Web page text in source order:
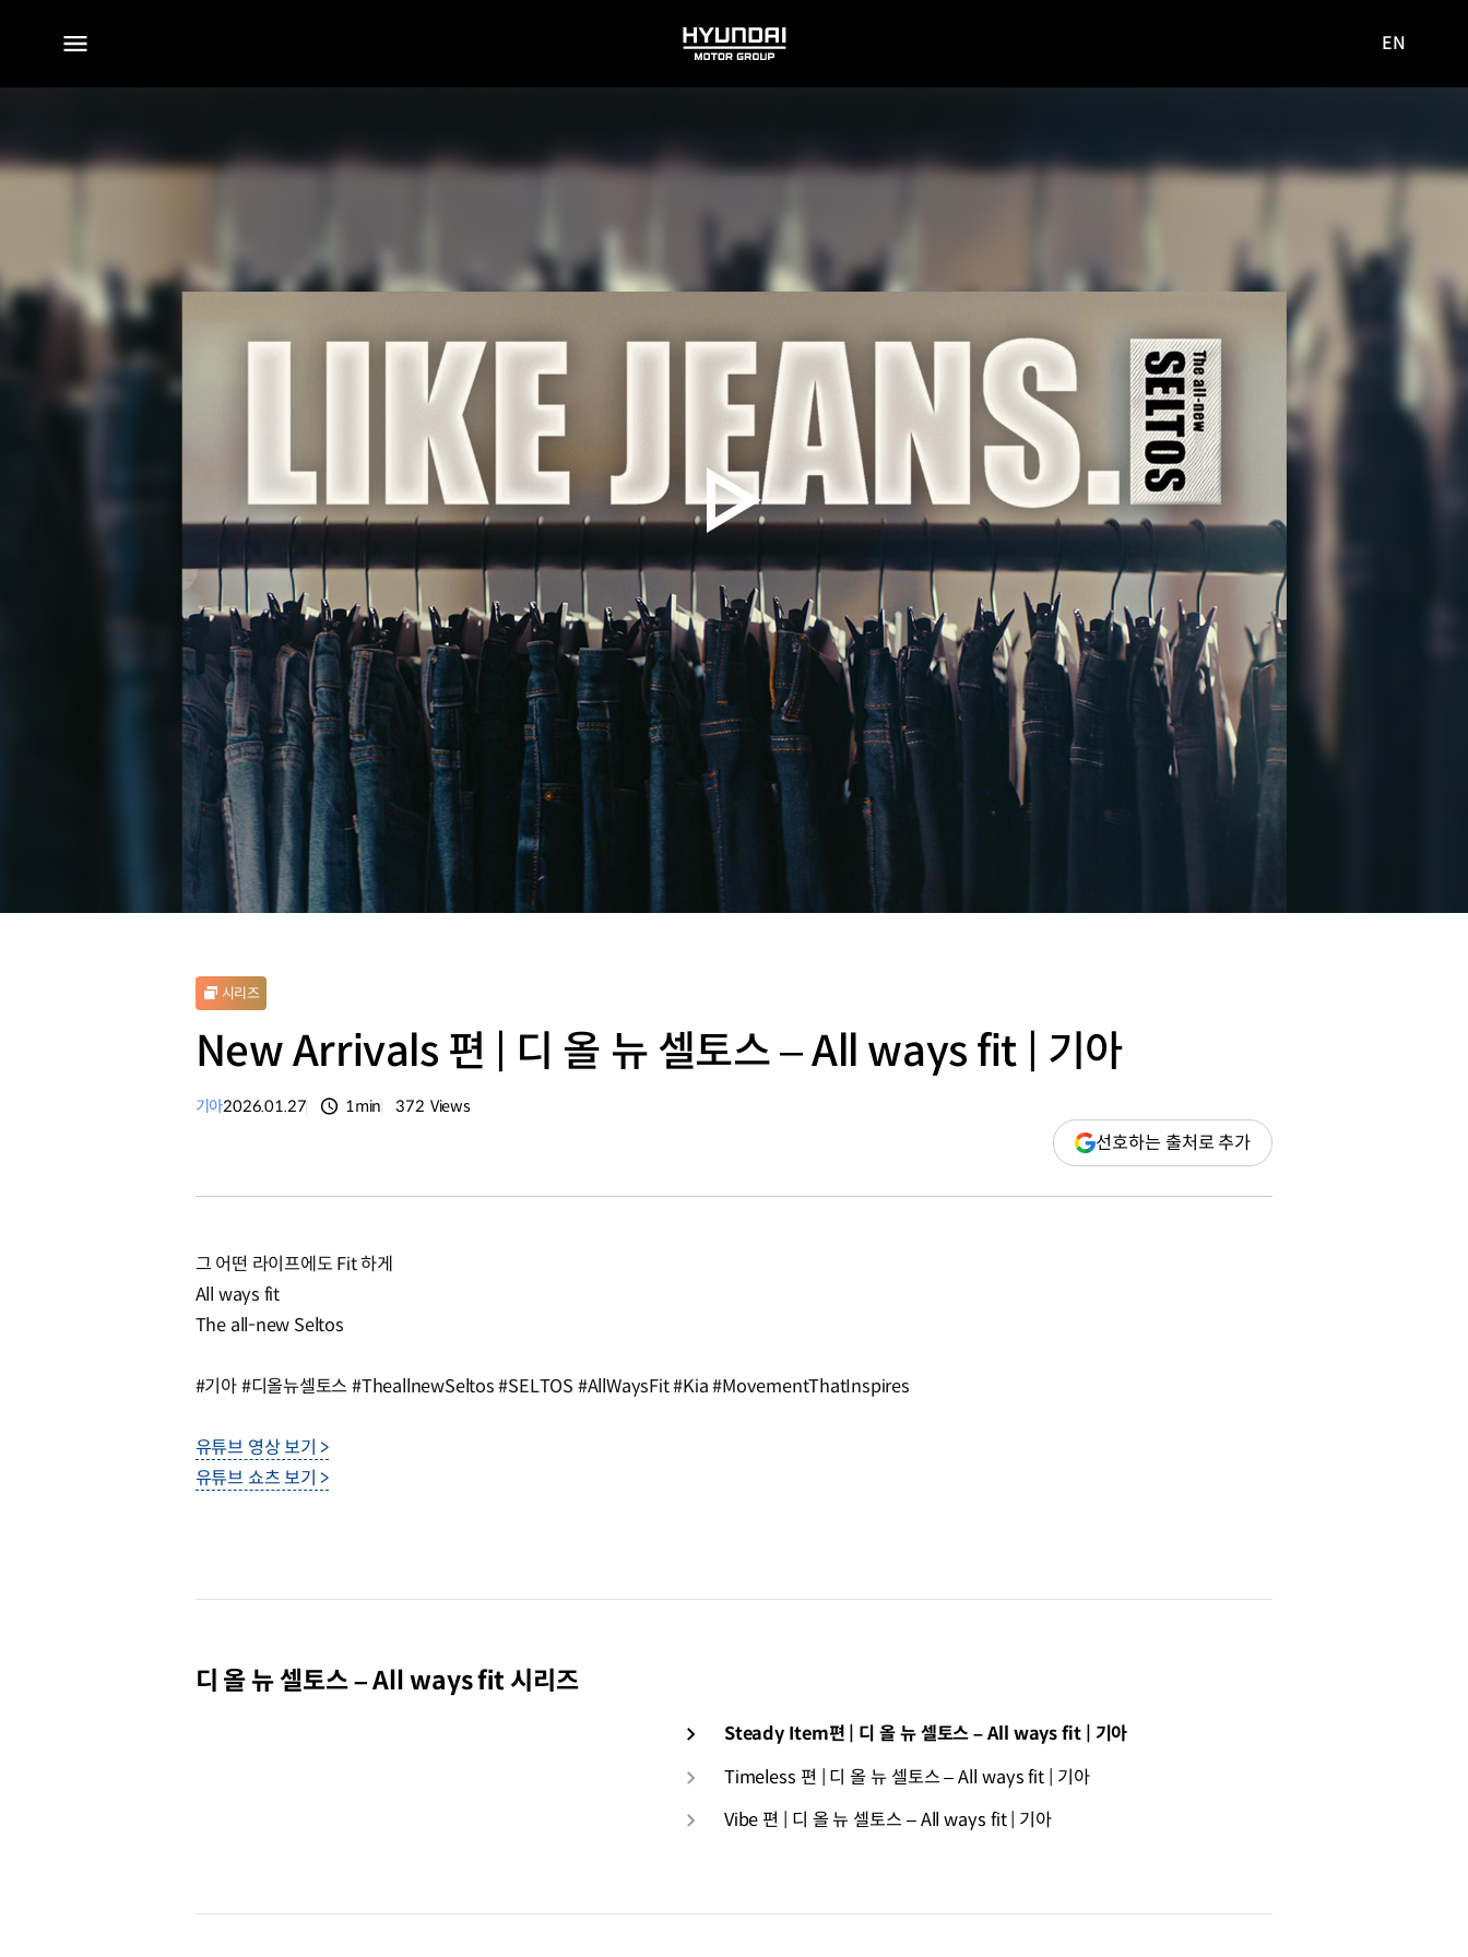
전체
HYUNDAI
MOTOR
사이트로
EN
시리즈
New Arrivals 편 | 디 올 뉴 셀토스 – All ways fit | 기아
기아2026.01.27 1min 372 Views
선호하는 출처로 추가(새
창
열림)
그 어떤 라이프에도 Fit 하게
All ways fit
The all-new Seltos
#기아 #디올뉴셀토스 #TheallnewSeltos #SELTOS #AllWaysFit #Kia #MovementThatInspires
유튜브 영상 보기 >
유튜브 쇼츠 보기 >
디 올 뉴 셀토스 – All ways fit 시리즈
Steady Item편 | 디 올 뉴 셀토스 – All ways fit | 기아
Timeless 편 | 디 올 뉴 셀토스 – All ways fit | 기아
Vibe 편 | 디 올 뉴 셀토스 – All ways fit | 기아